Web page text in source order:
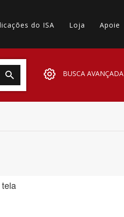
do ISA Loja Apoie
BUSCA AVANÇADA